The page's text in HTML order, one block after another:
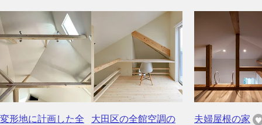
変形地に計画した全
大田区の全館空調の
夫婦屋根の家